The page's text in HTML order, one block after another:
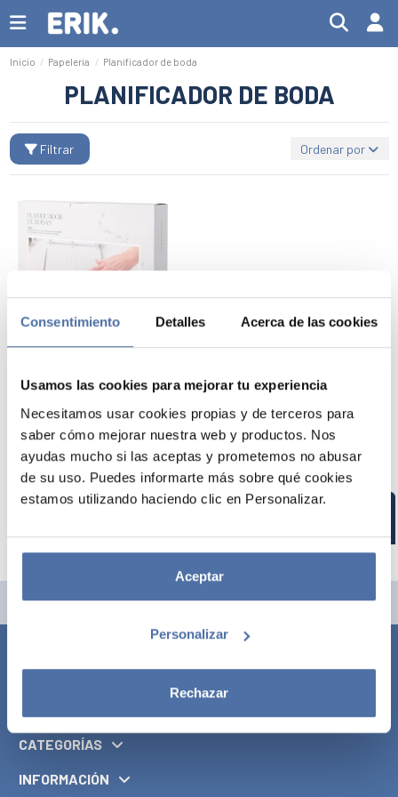
Consentimiento Detalles Acerca de las cookies
Usamos las cookies para mejorar tu experiencia
Necesitamos usar cookies propias y de terceros para
saber cómo mejorar nuestra web y productos. Nos
ayudas mucho si las aceptas y prometemos no abusar
de su uso. Puedes informarte más sobre qué cookies
estamos utilizando haciendo clic en Personalizar.
Aceptar
Personalizar
Rechazar
Inicio Papelería Planificador de boda
PLANIFICADOR DE BODA
Filtrar Ordenar por
BODA TANDEM
KOKONOTE
VER
CATEGORÍAS
INFORMACIÓN